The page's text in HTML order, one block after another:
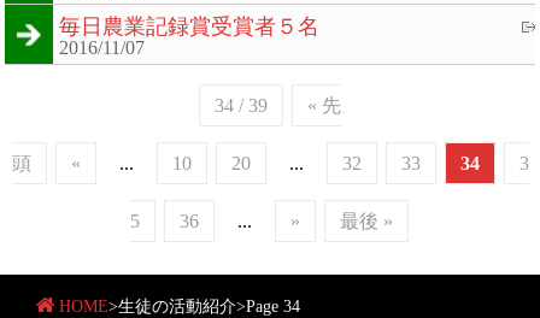
毎日農業記録賞受賞者５名
2016/11/07
34 / 39 « 先
頭 « ... 10 20 ... 32 33 34 3
5 36 ... » 最後 »
HOME>生徒の活動紹介>Page 34